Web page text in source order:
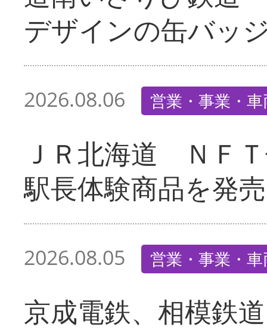
デザインの缶バッ
2026.08.06 営業・事業・
ＪＲ北海道 ＮＦ
駅長体験商品を発売
2026.08.05 営業・事業・
京成電鉄、相模鉄